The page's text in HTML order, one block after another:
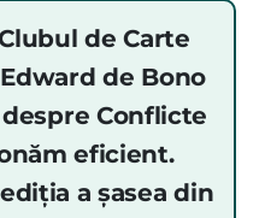
de Carte
de Bono
Conflicte
eficient.
a șasea din